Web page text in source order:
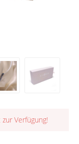
Verfügung!